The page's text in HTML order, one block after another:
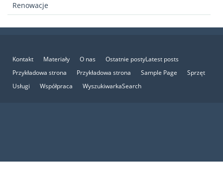
Renowacje
Kontakt Materiały O nas
Ostatnie postyLatest posts
Przykładowa strona
Przykładowa strona Sample Page
Sprzęt
Usługi
Współpraca WyszukiwarkaSearch